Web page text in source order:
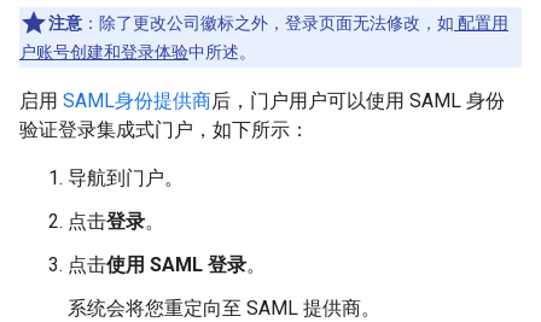
注意 ：除了更改公司徽标之外，登录页面无法修改，如 配置用
户账号创建和登录体验中所述。
启用 SAML身份提供商后，门户用户可以使用 SAML 身份
验证登录集成式门户，如下所示：
导航到门户。
点击登录。
点击使用 SAML 登录。
系统会将您重定向至 SAML 提供商。